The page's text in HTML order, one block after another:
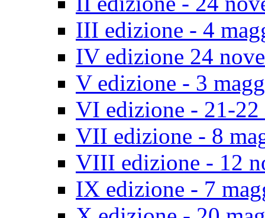
III edizione - 4
IV edizione 24
V edizione - 3
VI edizione - 21-22
VII edizione - 8
VIII edizione - 12
IX edizione - 7